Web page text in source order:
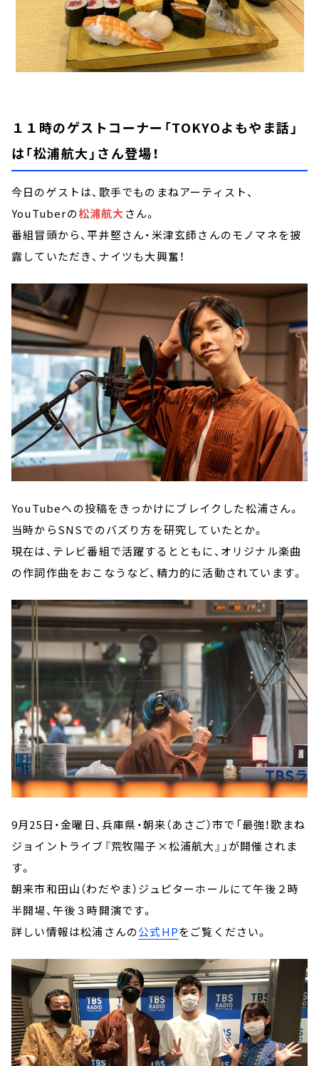
１１時のゲストコーナー「TOKYOよもやま話」
は「松浦航大」さん登場！
今日のゲストは、歌手でものまねアーティスト、
YouTuberの松浦航大さん。
番組冒頭から、平井堅さん・米津玄師さんのモノマネを披
露していただき、ナイツも大興奮！
YouTubeへの投稿をきっかけにブレイクした松浦さん。
当時からSNSでのバズり方を研究していたとか。
現在は、テレビ番組で活躍するとともに、オリジナル楽曲
の作詞作曲をおこなうなど、精力的に活動されています。
9月25日・金曜日、兵庫県・朝来（あさご）市で「最強！歌まね
ジョイントライブ『荒牧陽子×松浦航大』」が開催されま
す。
朝来市和田山（わだやま）ジュピターホールにて午後２時
半開場、午後３時開演です。
詳しい情報は松浦さんの公式HPをご覧ください。